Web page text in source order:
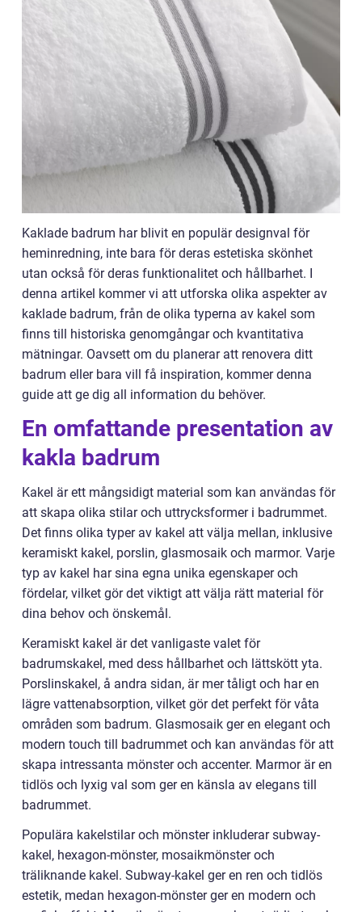
Kaklade badrum har blivit en populär designval för
heminredning, inte bara för deras estetiska skönhet
utan också för deras funktionalitet och hållbarhet. I
denna artikel kommer vi att utforska olika aspekter av
kaklade badrum, från de olika typerna av kakel som
finns till historiska genomgångar och kvantitativa
mätningar. Oavsett om du planerar att renovera ditt
badrum eller bara vill få inspiration, kommer denna
guide att ge dig all information du behöver.
En omfattande presentation av
kakla badrum
Kakel är ett mångsidigt material som kan användas för
att skapa olika stilar och uttrycksformer i badrummet.
Det finns olika typer av kakel att välja mellan, inklusive
keramiskt kakel, porslin, glasmosaik och marmor. Varje
typ av kakel har sina egna unika egenskaper och
fördelar, vilket gör det viktigt att välja rätt material för
dina behov och önskemål.
Keramiskt kakel är det vanligaste valet för
badrumskakel, med dess hållbarhet och lättskött yta.
Porslinskakel, å andra sidan, är mer tåligt och har en
lägre vattenabsorption, vilket gör det perfekt för våta
områden som badrum. Glasmosaik ger en elegant och
modern touch till badrummet och kan användas för att
skapa intressanta mönster och accenter. Marmor är en
tidlös och lyxig val som ger en känsla av elegans till
badrummet.
Populära kakelstilar och mönster inkluderar subway-
kakel, hexagon-mönster, mosaikmönster och
träliknande kakel. Subway-kakel ger en ren och tidlös
estetik, medan hexagon-mönster ger en modern och